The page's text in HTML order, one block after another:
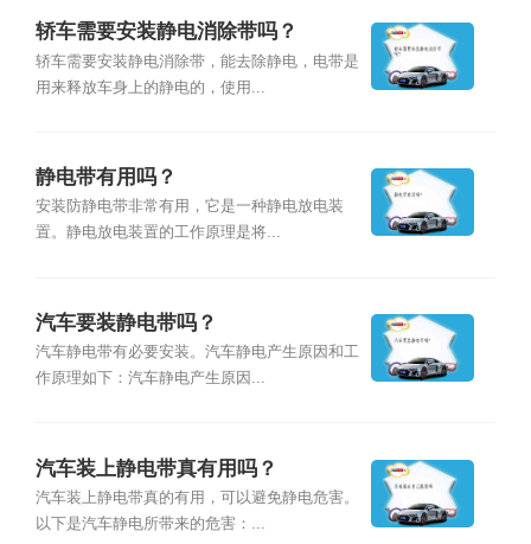
轿车需要安装静电消除带吗？
轿车需要安装静电消除带，能去除静电，电带是
用来释放车身上的静电的，使用...
静电带有用吗？
安装防静电带非常有用，它是一种静电放电装
置。静电放电装置的工作原理是将...
汽车要装静电带吗？
汽车静电带有必要安装。汽车静电产生原因和工
作原理如下：汽车静电产生原因...
汽车装上静电带真有用吗？
汽车装上静电带真的有用，可以避免静电危害。
以下是汽车静电所带来的危害：...